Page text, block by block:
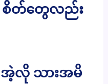
စိတ်တွေလည်း
အဲ့လို သားအမိ